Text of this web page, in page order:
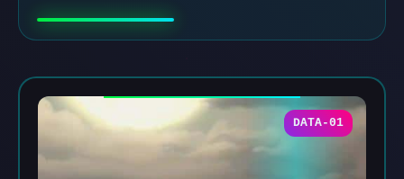
DATA-01